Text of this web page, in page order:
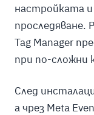
настройката
проследяване.
Tag Manager
при по-сложни
След
а чрез Meta